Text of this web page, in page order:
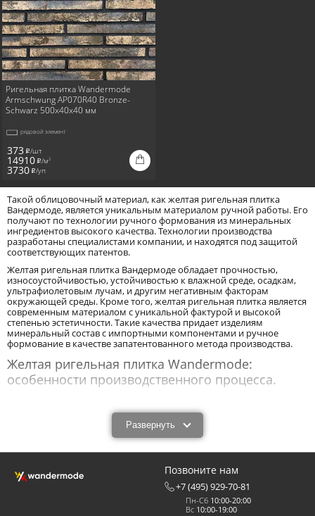
Ригельная плитка Wandermode
Armschwung AP070R40 Bronze-
Schwarz 500x40x40 мм
рядовой элемент
373 i/шт
14910 i/м2
3730 i/уп
Такой облицовочный материал, как желтая ригельная плитка
Вандермоде, является уникальным материалом ручной работы. Его
получают по технологии ручного формования из минеральных
ингредиентов высокого качества. Технологии производства
разработаны специалистами компании, и находятся под защитой
соответствующих патентов.
Желтая ригельная плитка Вандермоде обладает прочностью,
износоустойчивостью, устойчивостью к влажной среде, осадкам,
ультрафиолетовым лучам, и другим негативным факторам
окружающей среды. Кроме того, желтая ригельная плитка является
современным материалом с уникальной фактурой и высокой
степенью эстетичности. Такие качества придает изделиям
минеральный состав с импортными компонентами и ручное
формование в качестве запатентованного метода производства.
Желтая ригельная плитка Wandermode:
особенности производственного процесса.
формованием. При таком способе смесь для изготовления
продукта (формовочное тесто) закладывается в специальные
формы вручную. При этом не участвуют никакие автоматы или
механизмы. Это экологически чистая технология. Она не
представляет опасности. Ее реализация не приводит к загрязнению
Уникальная технология и качественные минеральные
ингредиенты обеспечивают высокие показатели прочности
готовых изделий, препятствуют потере их цвета, помогают
получить различные фактурные поверхности. Желтая ригельная
Развернуть
Позвоните нам
+7 (495) 929-70-81
Пн-Сб 10:00-20:00
Вс 10:00-19:00